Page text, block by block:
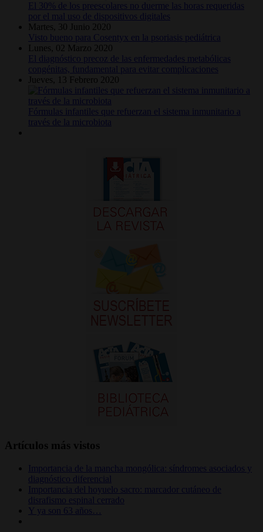
El 30% de los preescolares no duerme las horas requeridas
por el mal uso de dispositivos digitales
Martes, 30 Junio 2020
Visto bueno para Cosentyx en la psoriasis pediátrica
Lunes, 02 Marzo 2020
El diagnóstico precoz de las enfermedades metabólicas
congénitas, fundamental para evitar complicaciones
Jueves, 13 Febrero 2020
Fórmulas infantiles que refuerzan el sistema inmunitario a
través de la microbiota
Artículos más vistos
Importancia de la mancha mongólica: síndromes asociados y
diagnóstico diferencial
Importancia del hoyuelo sacro: marcador cutáneo de
disrafismo espinal cerrado
Y ya son 63 años…